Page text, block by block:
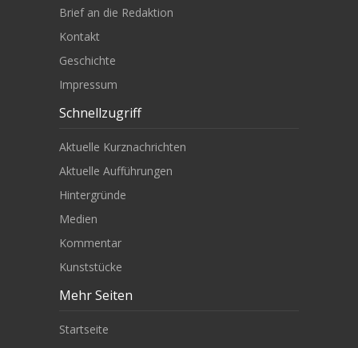
Brief an die Redaktion
Kontakt
Geschichte
Impressum
Schnellzugriff
Aktuelle Kurznachrichten
Aktuelle Aufführungen
Hintergründe
Medien
Kommentar
Kunststücke
Mehr Seiten
Startseite